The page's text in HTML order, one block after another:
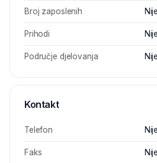
Broj zaposlenih
Prihodi
Područje djelovanja
Kontakt
Telefon
Faks